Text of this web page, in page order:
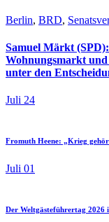
Berlin, BRD,
Samuel Märkt
Wohnungsmarkt und
unter den
Juli 24
Fromuth Heene: „Krieg
Juli 01
Der Weltgästeführertag 2026